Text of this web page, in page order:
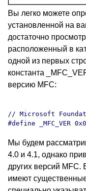
Вы легко можете
установленной на
достаточно
расположенный в
одной из первых
константа
версию MFC:
// Microsoft
Мы будем
4.0 и 4.1, однако
других версий MFC.
имеют